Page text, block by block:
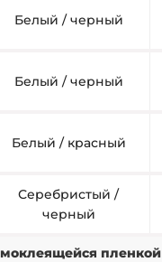
Белый / черный
Белый / черный
Белый / красный
Серебристый /
черный
пленкой